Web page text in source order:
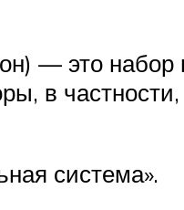
— это
в
система».